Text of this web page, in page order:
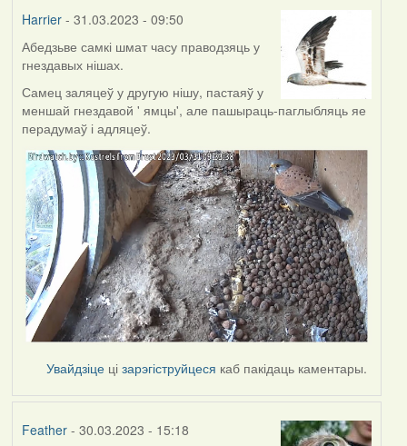
Harrier- 31.03.2023 - 09:50
Абедзьве самкі шмат часу праводзяць у
гнездавых нішах.
Самец заляцеў у другую нішу, пастаяў у
меншай гнездавой ' ямцы', але пашыраць-паглыбляць яе
перадумаў і адляцеў.
Увайдзіце цізарэгіструйцеся каб пакідаць каментары.
Feather- 30.03.2023 - 15:18